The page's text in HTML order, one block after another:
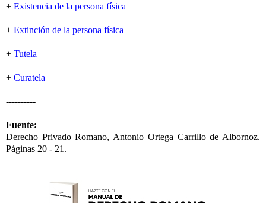
+ Existencia de la persona física
+ Extinción de la persona física
+ Tutela
+ Curatela
----------
Fuente:
Derecho Privado Romano, Antonio Ortega Carrillo de Albornoz.
Páginas 20 - 21.